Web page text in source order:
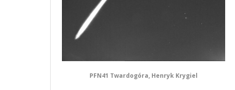
PFN41 Twardogóra, Henryk Krygiel